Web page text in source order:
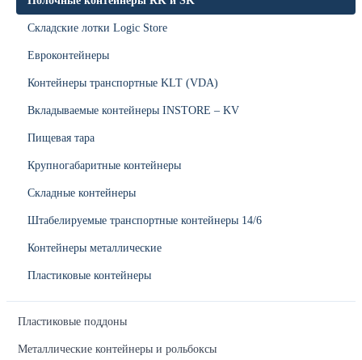
Складские лотки Logic Store
Евроконтейнеры
Контейнеры транспортные KLT (VDA)
Вкладываемые контейнеры INSTORE – KV
Пищевая тара
Крупногабаритные контейнеры
Складные контейнеры
Штабелируемые транспортные контейнеры 14/6
Контейнеры металлические
Пластиковые контейнеры
Пластиковые поддоны
Металлические контейнеры и рольбоксы